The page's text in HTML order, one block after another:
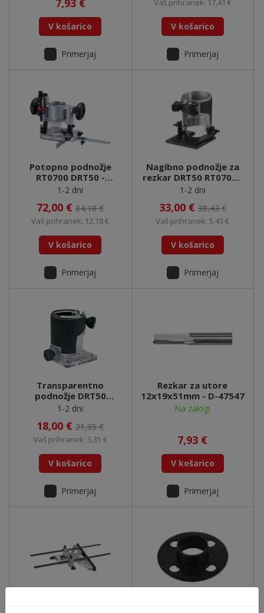
7,93 €
V košarico
Primerjaj
Vaš prihranek: 17,41 €
V košarico
Primerjaj
Potopno podnožje
RT0700 DRT50 -
195563-0
1-2 dni
72,00 €84,18 €
Vaš prihranek: 12,18 €
V košarico
Primerjaj
Nagibno podnožje za
rezkar DRT50 RT0700 -
198987-9
1-2 dni
33,00 € 38,43 €
Vaš prihranek: 5,43 €
V košarico
Primerjaj
Transparentno
podnožje DRT50
RT0700 - 199089-4
1-2 dni
18,00 €21,35 €
Vaš prihranek: 3,35 €
V košarico
Primerjaj
Rezkar za utore
12x19x51mm - D-47547
Na zalogi
7,93 €
V košarico
Primerjaj